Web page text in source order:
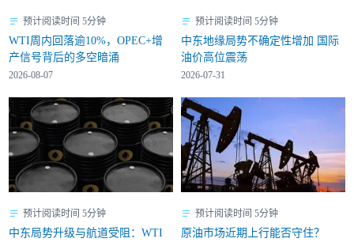
预计阅读时间 5分钟
WTI周内回落逾10%，OPEC+增
产信号背后的多空暗涌
2026-08-07
预计阅读时间 5分钟
中东地缘局势不确定性增加 国际
油价高位震荡
2026-07-31
预计阅读时间 5分钟
中东局势升级与航道受阻：WTI
预计阅读时间 5分钟
原油市场近期上行能否守住？